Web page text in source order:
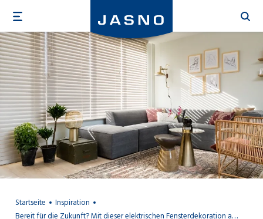
zum
Inhalt
Startseite Inspiration
Bereit für die Zukunft? Mit dieser elektrischen Fensterdekoration auf jeden Fall